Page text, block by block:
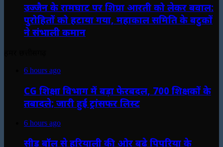
उज्जैन के रामघाट पर शिप्रा आरती को लेकर बवाल:
पुरोहितों को हटाया गया, महाकाल समिति के बटुकों
ने संभाली कमान
6 hours ago
CG शिक्षा विभाग में बड़ा फेरबदल, 700 शिक्षकों के
तबादले; जारी हुई ट्रांसफर लिस्ट
6 hours ago
सीड बॉल से हरियाली की ओर बढ़े पिपरिया के